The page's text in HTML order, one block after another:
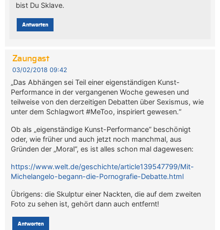
bist Du Sklave.
Antworten
Zaungast
03/02/2018 09:42
„Das Abhängen sei Teil einer eigenständigen Kunst-
Performance in der vergangenen Woche gewesen und
teilweise von den derzeitigen Debatten über Sexismus, wie
unter dem Schlagwort #MeToo, inspiriert gewesen.“
Ob als „eigenständige Kunst-Performance“ beschönigt
oder, wie früher und auch jetzt noch manchmal, aus
Gründen der „Moral“, es ist alles schon mal dagewesen:
https://www.welt.de/geschichte/article139547799/Mit-
Michelangelo-begann-die-Pornografie-Debatte.html
Übrigens: die Skulptur einer Nackten, die auf dem zweiten
Foto zu sehen ist, gehört dann auch entfernt!
Antworten